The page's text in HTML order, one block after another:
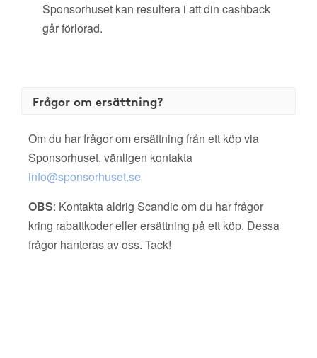
Sponsorhuset kan resultera i att din cashback
går förlorad.
Frågor om ersättning?
Om du har frågor om ersättning från ett köp via
Sponsorhuset, vänligen kontakta
info@sponsorhuset.se
OBS: Kontakta aldrig Scandic om du har frågor
kring rabattkoder eller ersättning på ett köp. Dessa
frågor hanteras av oss. Tack!